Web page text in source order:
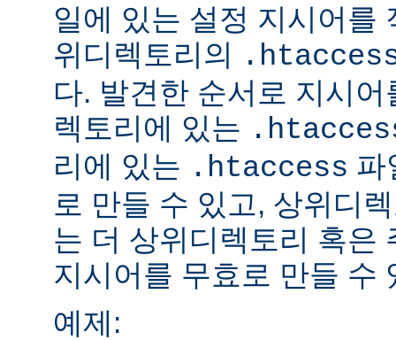
일에 있는 설정 지시어를
위디렉토리의
다. 발견한 순서로 지시
렉토리에 있는
리에 있는 .htaccess 파
로 만들 수 있고, 상위디
는 더 상위디렉토리 혹은
지시어를 무효로 만들 수
예제: